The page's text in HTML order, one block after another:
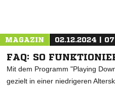
MAGAZIN 02.12.2024 |
FAQ: SO
Mit dem Programm "Playing
gezielt in einer niedrigeren